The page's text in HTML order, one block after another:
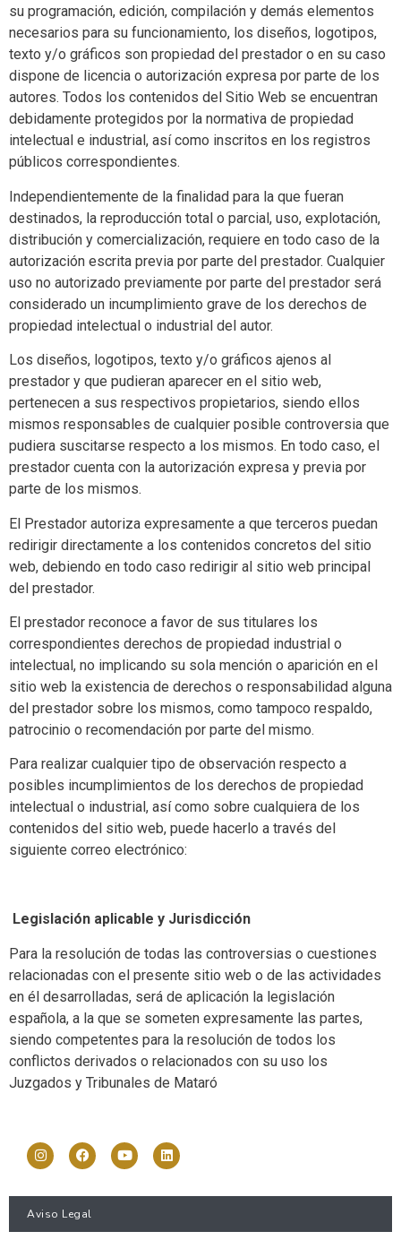
su programación, edición, compilación y demás elementos
necesarios para su funcionamiento, los diseños, logotipos,
texto y/o gráficos son propiedad del prestador o en su caso
dispone de licencia o autorización expresa por parte de los
autores. Todos los contenidos del Sitio Web se encuentran
debidamente protegidos por la normativa de propiedad
intelectual e industrial, así como inscritos en los registros
públicos correspondientes.
Independientemente de la finalidad para la que fueran
destinados, la reproducción total o parcial, uso, explotación,
distribución y comercialización, requiere en todo caso de la
autorización escrita previa por parte del prestador. Cualquier
uso no autorizado previamente por parte del prestador será
considerado un incumplimiento grave de los derechos de
propiedad intelectual o industrial del autor.
Los diseños, logotipos, texto y/o gráficos ajenos al
prestador y que pudieran aparecer en el sitio web,
pertenecen a sus respectivos propietarios, siendo ellos
mismos responsables de cualquier posible controversia que
pudiera suscitarse respecto a los mismos. En todo caso, el
prestador cuenta con la autorización expresa y previa por
parte de los mismos.
El Prestador autoriza expresamente a que terceros puedan
redirigir directamente a los contenidos concretos del sitio
web, debiendo en todo caso redirigir al sitio web principal
del prestador.
El prestador reconoce a favor de sus titulares los
correspondientes derechos de propiedad industrial o
intelectual, no implicando su sola mención o aparición en el
sitio web la existencia de derechos o responsabilidad alguna
del prestador sobre los mismos, como tampoco respaldo,
patrocinio o recomendación por parte del mismo.
Para realizar cualquier tipo de observación respecto a
posibles incumplimientos de los derechos de propiedad
intelectual o industrial, así como sobre cualquiera de los
contenidos del sitio web, puede hacerlo a través del
siguiente correo electrónico:
Legislación aplicable y Jurisdicción
Para la resolución de todas las controversias o cuestiones
relacionadas con el presente sitio web o de las actividades
en él desarrolladas, será de aplicación la legislación
española, a la que se someten expresamente las partes,
siendo competentes para la resolución de todos los
conflictos derivados o relacionados con su uso los
Juzgados y Tribunales de Mataró
Aviso Legal